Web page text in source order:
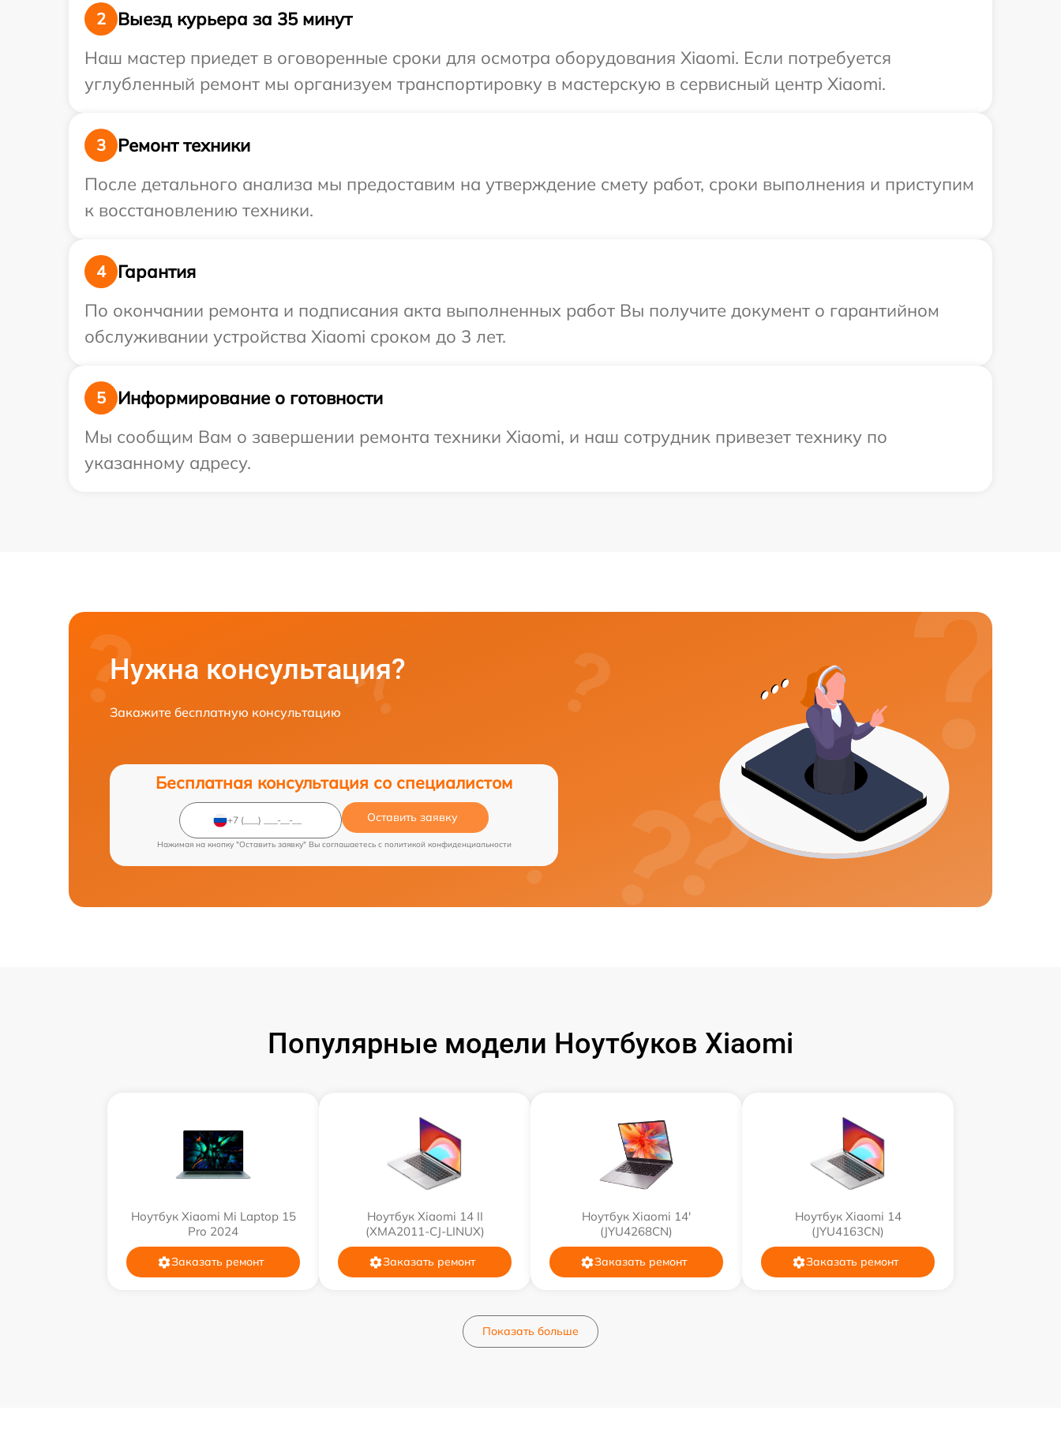
2
Выезд курьера за 35 минут
Наш мастер приедет в оговоренные сроки для осмотра оборудования Xiaomi. Если потребуется
углубленный ремонт мы организуем транспортировку в мастерскую в сервисный центр Xiaomi.
3
Ремонт техники
После детального анализа мы предоставим на утверждение смету работ, сроки выполнения и приступим
к восстановлению техники.
4
Гарантия
По окончании ремонта и подписания акта выполненных работ Вы получите документ о гарантийном
обслуживании устройства Xiaomi сроком до 3 лет.
5
Информирование о готовности
Мы сообщим Вам о завершении ремонта техники Xiaomi, и наш сотрудник привезет технику по
указанному адресу.
Нужна консультация?
Закажите бесплатную консультацию
Бесплатная консультация со специалистом
Оставить заявку
Нажимая на кнопку "Оставить заявку" Вы соглашаетесь c политикой конфиденциальности
Популярные модели Ноутбуков Xiaomi
Ноутбук Xiaomi Mi Laptop 15
Pro 2024
Заказать ремонт
Ноутбук Xiaomi 14 II
(XMA2011-CJ-LINUX)
Заказать ремонт
Ноутбук Xiaomi 14'
(JYU4268CN)
Заказать ремонт
Ноутбук Xiaomi 14
(JYU4163CN)
Заказать ремонт
Показать больше